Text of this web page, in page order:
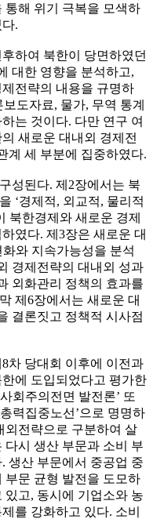
통해 위기 극복을 모색하
.
하여 북한이 당면하였던
대한 영향을 분석하고,
전략의 내용을 규명하
도자료, 물가, 무역 통계
는 것이다. 다만 연구 여
새로운 대내외 경제전
계 세 부분에 집중하였다.
성된다. 제2장에서는 북
‘경제적, 외교적, 물리적
북한경제와 새로운 경제
였다. 제3장은 새로운 대
와 지속가능성을 분석
경제전략의 대내외 성과
외화관리 정책의 효과를
제6장에서는 새로운 대
결론짓고 정책적 시사점
차 당대회 이후에 이전과
에 도입되었다고 평가한
회주의전면 발전론’ 또
력집중노선’으로 명명하
외전략으로 구분하여 살
다시 생산 부문과 소비 부
생산 부문에서 중공업 중
부문 균형 발전을 도모하
있고, 동시에 기업소와 농
를 강화하고 있다. 소비